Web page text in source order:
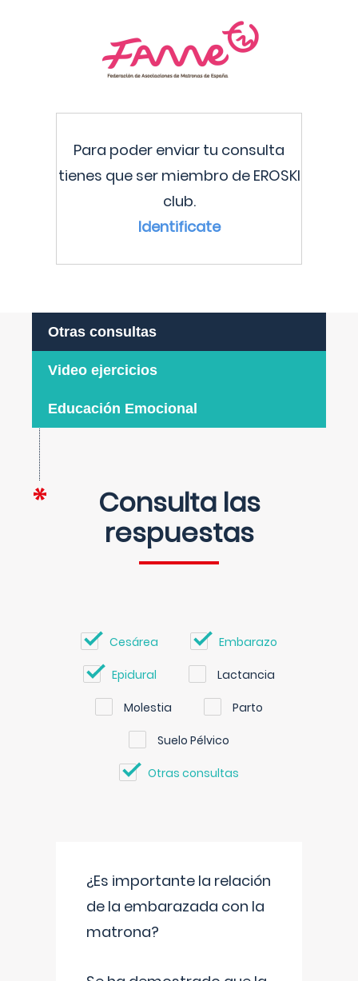
Para poder enviar tu consulta
tienes que ser miembro de EROSKI
club.
Identificate
Otras consultas
Video ejercicios
Educación Emocional
Consulta las
respuestas
Cesárea Embarazo
Epidural Lactancia
Molestia Parto
Suelo Pélvico
Otras consultas
¿Es importante la relación
de la embarazada con la
matrona?